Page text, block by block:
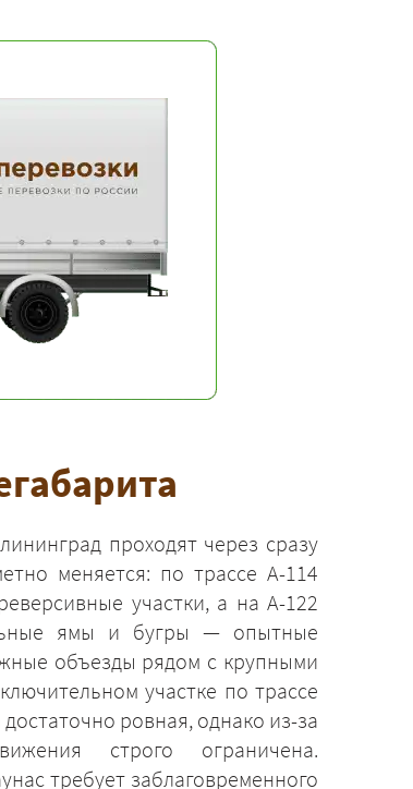
проходят через сразу
меняется: по трассе А-114
участки, а на А-122
ямы и бугры — опытные
объезды рядом с крупными
участке по трассе
ровная, однако из-за
строго ограничена.
требует заблаговременного